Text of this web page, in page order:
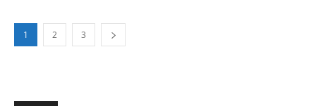
1 2 3